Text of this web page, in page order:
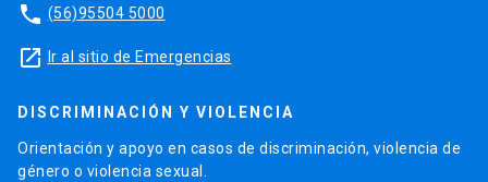
phone (56)95504 5000
launch Ir al sitio de Emergencias
DISCRIMINACIÓN Y VIOLENCIA
Orientación y apoyo en casos de discriminación, violencia de
género o violencia sexual.